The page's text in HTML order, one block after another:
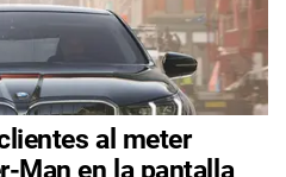
al meter
Man en la pantalla